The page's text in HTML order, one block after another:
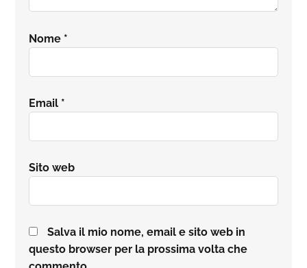
Nome *
Email *
Sito web
Salva il mio nome, email e sito web in
questo browser per la prossima volta che